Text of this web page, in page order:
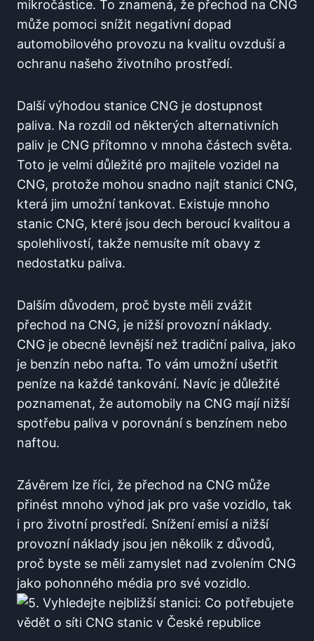
mikročástice. To znamená, že přechod na CNG
může pomoci snížit negativní dopad
automobilového provozu na kvalitu ovzduší a
ochranu našeho životního prostředí.
Další výhodou stanice CNG je dostupnost
paliva. Na rozdíl od některých alternativních
paliv je CNG přítomno v mnoha částech světa.
Toto je velmi důležité pro majitele vozidel na
CNG, protože mohou snadno najít stanici CNG,
která jim umožní tankovat. Existuje mnoho
stanic CNG, které jsou dech beroucí kvalitou a
spolehlivostí, takže nemusíte mít obavy z
nedostatku paliva.
Dalším důvodem, proč byste měli zvážit
přechod na CNG, je nižší provozní náklady.
CNG je obecně levnější než tradiční paliva, jako
je benzín nebo nafta. To vám umožní ušetřit
peníze na každé tankování. Navíc je důležité
poznamenat, že automobily na CNG mají nižší
spotřebu paliva v porovnání s benzínem nebo
naftou.
Závěrem lze říci, že přechod na CNG může
přinést mnoho výhod jak pro vaše vozidlo, tak
i pro životní prostředí. Snížení emisí a nižší
provozní náklady jsou jen několik z důvodů,
proč byste se měli zamyslet nad zvolením CNG
jako pohonného média pro své vozidlo.